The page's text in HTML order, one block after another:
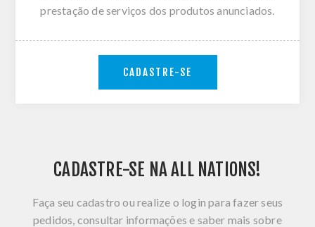
prestação de serviços dos produtos anunciados.
CADASTRE-SE
CADASTRE-SE NA ALL NATIONS!
Faça seu cadastro ou realize o login para fazer seus
pedidos, consultar informações e saber mais sobre